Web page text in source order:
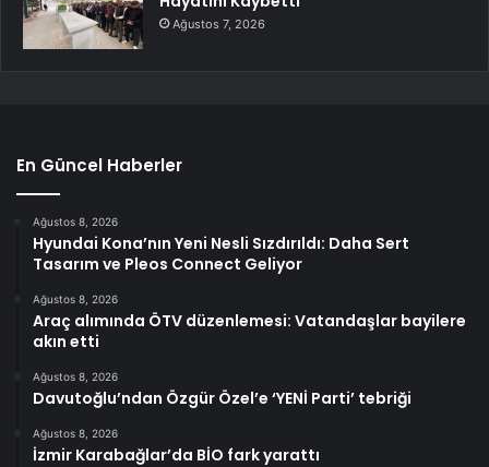
Ağustos 7, 2026
En Güncel Haberler
Ağustos 8, 2026
Hyundai Kona’nın Yeni Nesli Sızdırıldı: Daha Sert
Tasarım ve Pleos Connect Geliyor
Ağustos 8, 2026
Araç alımında ÖTV düzenlemesi: Vatandaşlar bayilere
akın etti
Ağustos 8, 2026
Davutoğlu’ndan Özgür Özel’e ‘YENİ Parti’ tebriği
Ağustos 8, 2026
İzmir Karabağlar’da BİO fark yarattı